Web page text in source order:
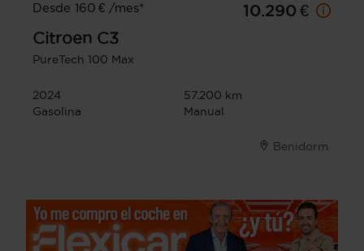
Desde 160 € /mes*
10.290 €
Citroen C3
PureTech 100 Max
2024
57.200 km
Gasolina
Manual
Benidorm